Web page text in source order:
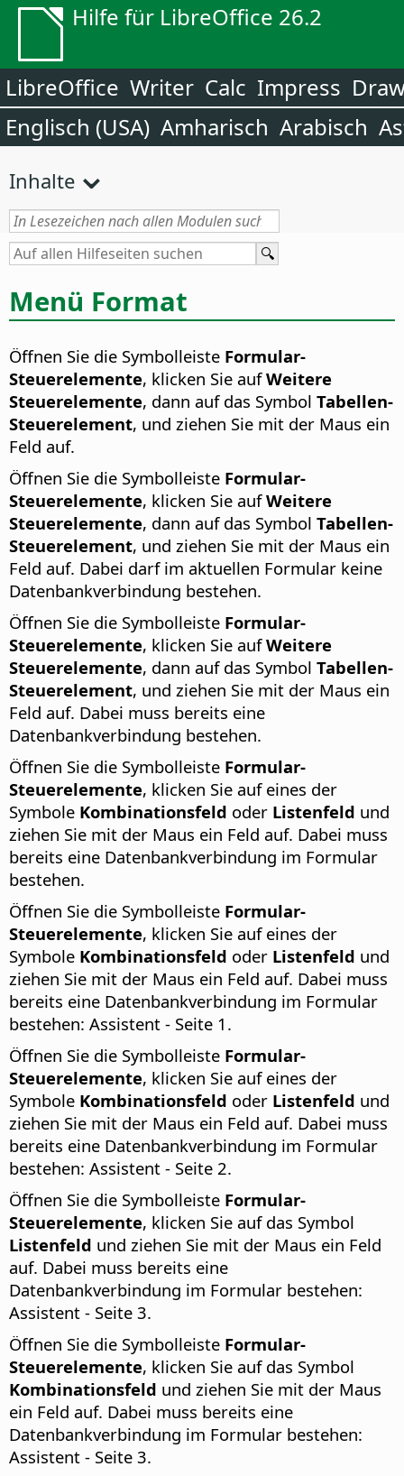
Hilfe für LibreOffice 26.2
LibreOffice Writer Calc Impress
Englisch (USA) Amharisch Arabisch
Inhalte
Menü Format
Öffnen Sie die Symbolleiste Formular-
Steuerelemente, klicken Sie aufWeitere
Steuerelemente, dann auf das Symbol Tabellen-
Steuerelement, und ziehen Sie mit der Maus ein
Feld auf.
Öffnen Sie die Symbolleiste Formular-
Steuerelemente, klicken Sie aufWeitere
Steuerelemente, dann auf das Symbol Tabellen-
Steuerelement, und ziehen Sie mit der Maus ein
Feld auf. Dabei darf im aktuellen Formular keine
Datenbankverbindung bestehen.
Öffnen Sie die Symbolleiste Formular-
Steuerelemente, klicken Sie aufWeitere
Steuerelemente, dann auf das Symbol Tabellen-
Steuerelement, und ziehen Sie mit der Maus ein
Feld auf. Dabei muss bereits eine
Datenbankverbindung bestehen.
Öffnen Sie die Symbolleiste Formular-
Steuerelemente, klicken Sie auf eines der
Symbole Kombinationsfeld oder Listenfeld und
ziehen Sie mit der Maus ein Feld auf. Dabei muss
bereits eine Datenbankverbindung im Formular
bestehen.
Öffnen Sie die Symbolleiste Formular-
Steuerelemente, klicken Sie auf eines der
Symbole Kombinationsfeld oder Listenfeld und
ziehen Sie mit der Maus ein Feld auf. Dabei muss
bereits eine Datenbankverbindung im Formular
bestehen: Assistent - Seite 1.
Öffnen Sie die Symbolleiste Formular-
Steuerelemente, klicken Sie auf eines der
Symbole Kombinationsfeld oder Listenfeld und
ziehen Sie mit der Maus ein Feld auf. Dabei muss
bereits eine Datenbankverbindung im Formular
bestehen: Assistent - Seite 2.
Öffnen Sie die Symbolleiste Formular-
Steuerelemente, klicken Sie auf das Symbol
Listenfeld und ziehen Sie mit der Maus ein Feld
auf. Dabei muss bereits eine
Datenbankverbindung im Formular bestehen:
Assistent - Seite 3.
Öffnen Sie die Symbolleiste Formular-
Steuerelemente, klicken Sie auf das Symbol
Kombinationsfeld und ziehen Sie mit der Maus
ein Feld auf. Dabei muss bereits eine
Datenbankverbindung im Formular bestehen:
Assistent - Seite 3.